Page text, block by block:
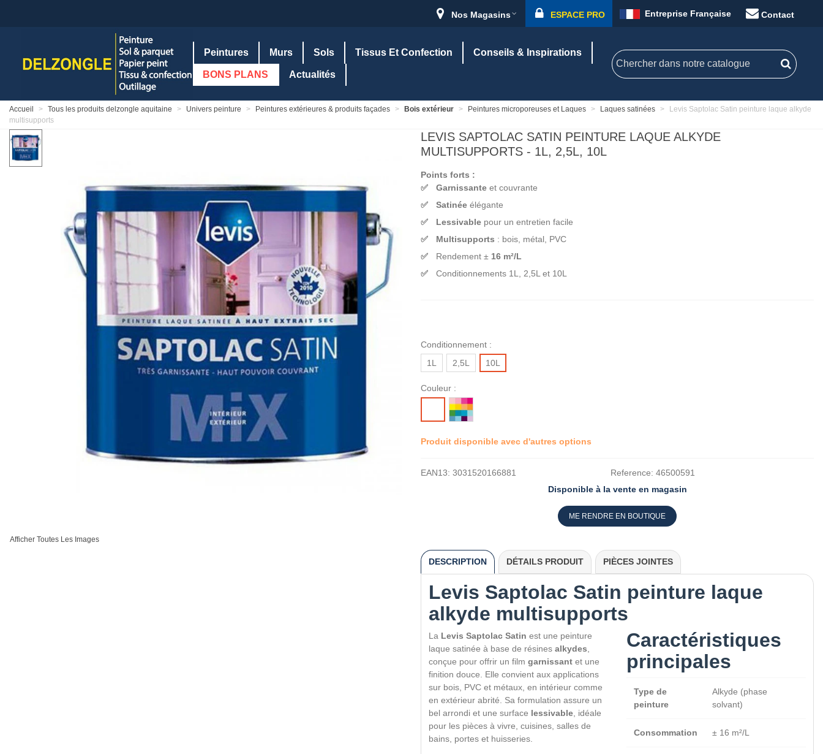
Nos Magasins ESPACE PRO Entreprise Française Contact
Peintures Murs Sols Tissus Et Confection Conseils & Inspirations
BONS PLANS Actualités
Accueil > Tous les produits delzongle aquitaine > Univers peinture > Peintures extérieures & produits façades > Bois extérieur > Peintures microporeuses et Laques > Laques satinées >
Levis Saptolac Satin peinture laque alkyde
multisupports
Afficher Toutes Les Images
LEVIS SAPTOLAC SATIN PEINTURE LAQUE ALKYDE
MULTISUPPORTS - 1L, 2,5L, 10L
Points forts :
Garnissante et couvrante
Satinée élégante
Lessivable pour un entretien facile
Multisupports : bois, métal, PVC
Rendement ± 16 m²/L
Conditionnements 1L, 2,5L et 10L
Conditionnement :
1L
2,5L 10L
Couleur :
MISE
A
TEINTE
Produit disponible avec d'autres options
EAN13: 3031520166881 Reference: 46500591
Disponible à la vente en magasin
ME RENDRE EN BOUTIQUE
DESCRIPTION DÉTAILS PRODUIT PIÈCES JOINTES
Levis Saptolac Satin peinture laque
alkyde multisupports
La Levis Saptolac Satin est une peinture
laque satinée à base de résines alkydes
conçue pour offrir un film garnissant et une
finition douce. Elle convient aux applications
sur bois, PVC et métaux, en intérieur comme
en extérieur abrité. Sa formulation assure un
bel arrondi et une surface lessivable , idéale
pour les pièces à vivre, cuisines, salles de
bains, portes et huisseries.
Caractéristiques
principales
Type de
peinture
Alkyde (phase
solvant)
Consommation ± 16 m²/L